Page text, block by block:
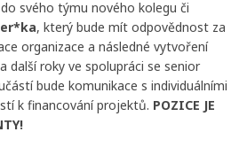
svého týmu nového kolegu či
, který bude mít odpovědnost za
organizace a následné vytvoření
další roky ve spolupráci se senior
bude komunikace s individuálními
k financování projektů. POZICE JE